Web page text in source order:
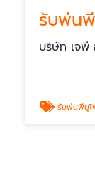
รับพ่นพี
บริษัท เจพี
รับพ่นพียูโ